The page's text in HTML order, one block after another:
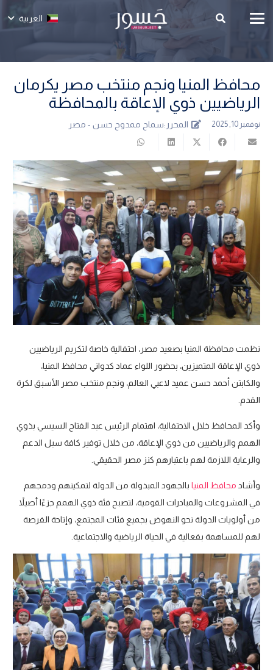
العربية
محافظ المنيا ونجم منتخب مصر يكرمان
الرياضيين ذوي الإعاقة بالمحافظة
نوفمبر 10, 2025 المحرر:سماح ممدوح حسن - مصر
نظمت محافظة المنيا بصعيد مصر، احتفالية خاصة لتكريم الرياضيين
ذوي الإعاقة المتميزين، بحضور اللواء عماد كدواني محافظ المنيا،
والكابتن أحمد حسن عميد لاعبي العالم، ونجم منتخب مصر الأسبق لكرة
القدم.
وأكد المحافظ خلال الاحتفالية، اهتمام الرئيس عبد الفتاح السيسي بذوي
الهمم والرياضيين من ذوي الإعاقة، من خلال توفير كافة سبل الدعم
والرعاية اللازمة لهم باعتبارهم كنز مصر الحقيقي.
وأشاد محافظ المنيا بالجهود المبذولة من الدولة لتمكينهم ودمجهم
في المشروعات والمبادرات القومية، لتصبح فئة ذوي الهمم جزءًا أصيلاً
من أولويات الدولة نحو النهوض بجميع فئات المجتمع، وإتاحة الفرصة
لهم للمساهمة بفعالية في الحياة الرياضية والاجتماعية.